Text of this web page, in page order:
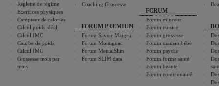
Réglette de régime
Exercices physiques
Compteur de calories
Calcul poids idéal
Calcul IMC
Courbe de poids
Calcul IMG
Grossesse mois par
mois
Coaching Grossesse
FORUM PREMIUM
Forum Savoir Maigrir
Forum Montignac
Forum MentalSlim
Forum SLIM data
FORUM
Forum minceur
Forum cuisine
Forum grossesse
Forum maman bébé
Forum psycho
Forum forme santé
Forum beauté
Forum communauté